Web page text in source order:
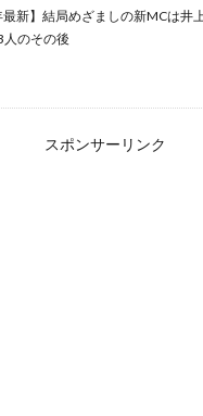
最新】結局めざましの新MCは井
のその後
スポンサーリンク